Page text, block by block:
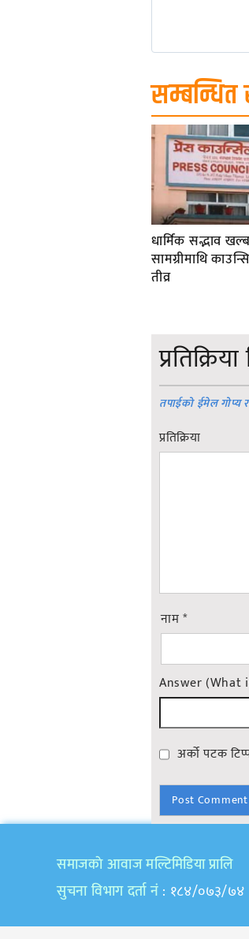
सम्बन्धित
धार्मिक सद्भाव
सामग्रीमाथि
तीव्र
तपाईको ईमेल
प्रतिक्रिया
नाम*
Answer (What
अर्को पटक
समाजकाे आवाज मल्टिमिडिया प्रालि
सुचना विभाग दर्ता नं : १८४/०७३/७४